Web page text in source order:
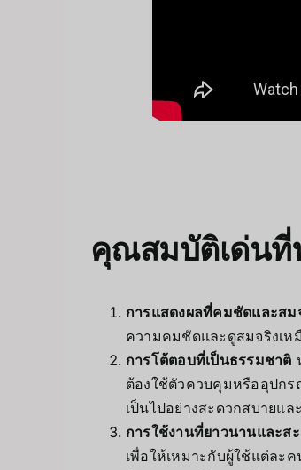
คุณสมบัติเด่นที่
การแสดงผลที่คมชัดและสม
ความคมชัดและดูสมจริงเห
การโต้ตอบที่เป็นธรรมชาติ
ต้องใช้ตัวควบคุมหรืออุปกร
เป็นไปอย่างสะดวกสบายแล
การใช้งานที่ยาวนานและส
เพื่อให้เหมาะกับผู้ใช้แต่ละ